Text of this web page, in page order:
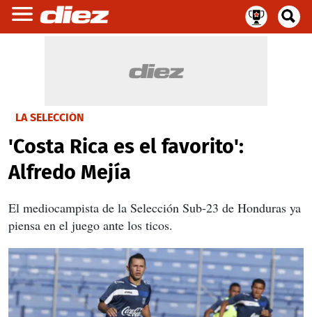
LA SELECCIÓN
'Costa Rica es el favorito':
Alfredo Mejía
El mediocampista de la Selección Sub-23 de Honduras ya
piensa en el juego ante los ticos.